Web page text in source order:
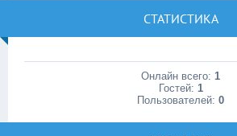
СТАТИСТИКА
Онлайн всего: 1
Гостей: 1
Пользователей: 0